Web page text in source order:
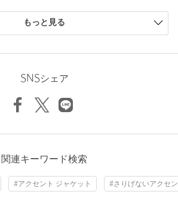
等、遊び心のある品揃えで国内外の若年層
カロスキルの旗艦店には多くの観光客も訪
注意書き」、「洗濯表示」がございます
ご確認ください。
り具合やパソコンなどの閲覧環境によ
って見える場合がございます。あらかじめ
商品単体の画像をご参照ください。
際は、全国のNICE WEATHER各店舗まで
TRUCKER JK 品番：92256990010
47.5 59.0
Sleeve length
44cm
もっと見る
SNSシェア
関連キーワード検索
#アクセント ジャケット #さりげないアクセ